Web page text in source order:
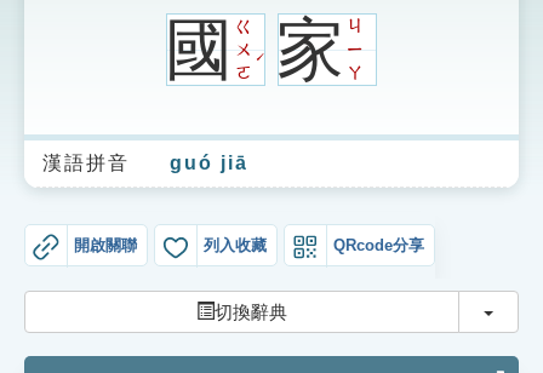
生字詞彙表
成語故事
索引選單
國ㄍ
ㄨ
ㄛ
ˊ 家ㄐ
ㄧ
ㄚ
漢語拼音 guó jiā
開啟關聯 列入收藏 QRcode分享
切換辭典 切換